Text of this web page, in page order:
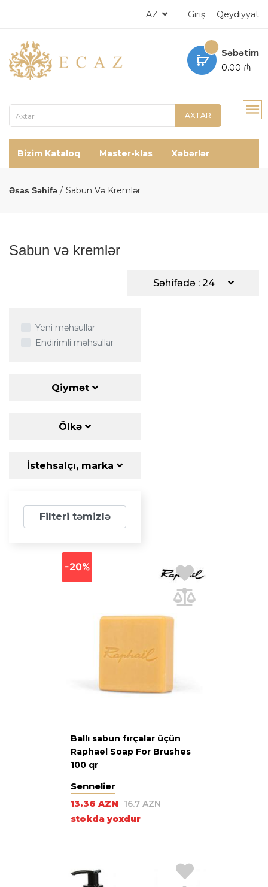
AZ Giriş Qeydiyyat
Səbətim
0.00 ₼
AXTAR
Bizim Kataloq Master-klas Xəbərlər
Əsas Səhifə Sabun Və Kremlər
Sabun və kremlər
Səhifədə : 24
Yeni məhsullar
Endirimli məhsullar
Qiymət
Ölkə
İstehsalçı, marka
Filteri təmizlə
-20%
Ballı sabun fırçalar üçün
Raphael Soap For Brushes
100 qr
Sennelier
13.36 AZN 16.7 AZN
stokda yoxdur